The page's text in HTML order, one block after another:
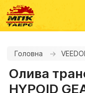
Головна VEEDOL
Олива
HYPOID